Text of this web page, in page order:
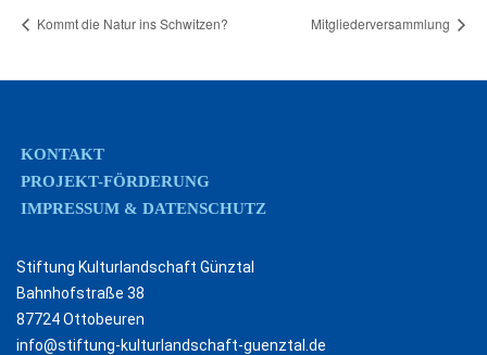
Kommt die Natur ins Schwitzen? Mitgliederversammlung
KONTAKT
PROJEKT-FÖRDERUNG
IMPRESSUM & DATENSCHUTZ
Stiftung Kulturlandschaft Günztal
Bahnhofstraße 38
87724 Ottobeuren
info@stiftung-kulturlandschaft-guenztal.de